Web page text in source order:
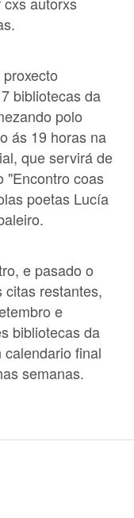
bibliotecas da
polo
ás 19 horas na
que servirá de
"Encontro coas
poetas Lucía
.
e pasado o
citas restantes,
e
bibliotecas da
final
semanas.